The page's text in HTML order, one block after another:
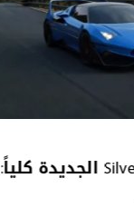
Silvestri MN 40 Tributo الجديدة كلياً: